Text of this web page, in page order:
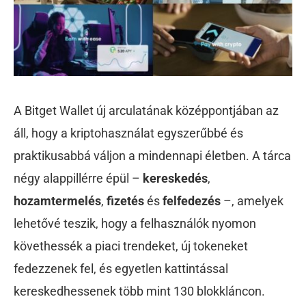
A Bitget Wallet új arculatának középpontjában az
áll, hogy a kriptohasználat egyszerűbbé és
praktikusabbá váljon a mindennapi életben. A tárca
négy alappillérre épül – kereskedés,
hozamtermelés, fizetésésfelfedezés –, amelyek
lehetővé teszik, hogy a felhasználók nyomon
követhessék a piaci trendeket, új tokeneket
fedezzenek fel, és egyetlen kattintással
kereskedhessenek több mint 130 blokkláncon.